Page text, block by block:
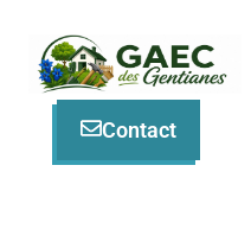
contenu
Contact